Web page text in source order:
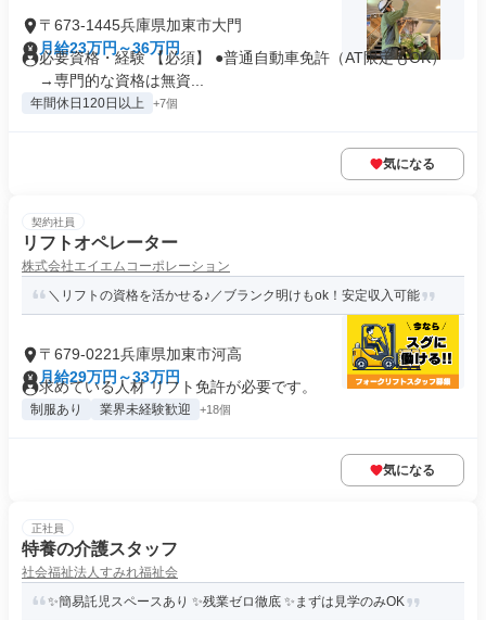
〒673-1445兵庫県加東市大門
月給23万円～36万円
必要資格・経験 【必須】 ●普通自動車免許（AT限定もOK）
→専門的な資格は無資...
年間休日120日以上 +7個
気になる
契約社員
リフトオペレーター
株式会社エイエムコーポレーション
＼リフトの資格を活かせる♪／ブランク明けもok！安定収入可能
〒679-0221兵庫県加東市河高
月給29万円～33万円
求めている人材 リフト免許が必要です。
制服あり 業界未経験歓迎 +18個
気になる
正社員
特養の介護スタッフ
社会福祉法人すみれ福祉会
✨簡易託児スペースあり ✨残業ゼロ徹底 ✨まずは見学のみOK